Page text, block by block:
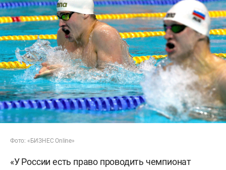
Фото: «БИЗНЕС Online»
«У России есть право проводить чемпионат